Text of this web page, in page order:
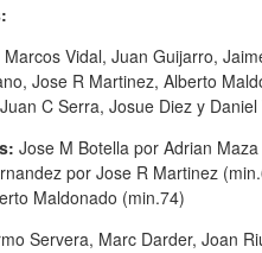
Marcos Vidal, Juan Guijarro,
Jose R Martinez, Alberto
C Serra, Josue Diez y Daniel
Jose M Botella por Adrian
por Jose R Martinez
Maldonado (min.74)
Servera, Marc Darder, Joan